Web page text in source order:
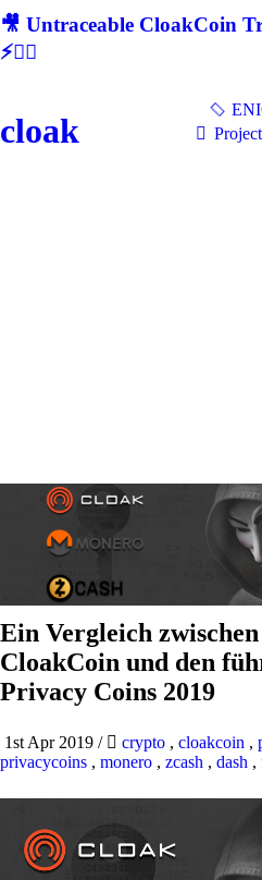
🎥 Untraceable CloakCoin
⚡🕵‍♂
cloak
Project
Ein Vergleich zwischen
CloakCoin und den
Privacy Coins 2019
1st Apr 2019 / crypto , cloakcoin ,
privacycoins , monero , zcash , dash ,